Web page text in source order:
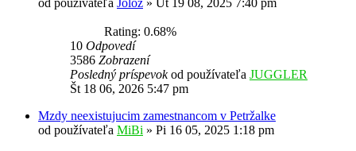
od používateľa Joloz » Ut 19 08, 2025 7:40 pm
Rating: 0.68%
10 Odpovedí
3586 Zobrazení
Posledný príspevokod používateľa JUGGLER
Št 18 06, 2026 5:47 pm
Mzdy neexistujucim zamestnancom v Petržalke
od používateľa MiBi » Pi 16 05, 2025 1:18 pm